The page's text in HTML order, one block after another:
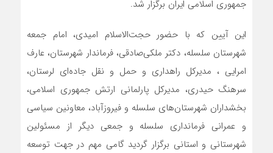
جمهوری اسلامی ایران برگزار شد.
این آیین که با حضور حجت‌الاسلام امیدی، امام جمعه
شهرستان سلسله، دکتر ملکی‌صادقی، فرماندار شهرستان، عارف
امرایی ، مدیرکل راهداری و حمل و نقل جاده‌ای لرستان،
سرهنگ حیدری، مدیرکل پارلمانی ارتش جمهوری اسلامی،‌
بخشداران شهرستان‌های سلسله و فیروزآباد، معاونین سیاسی
و عمرانی فرمانداری سلسله و جمعی دیگر از مسئولین
شهرستانی و استانی برگزار گردید گامی مهم در جهت توسعه